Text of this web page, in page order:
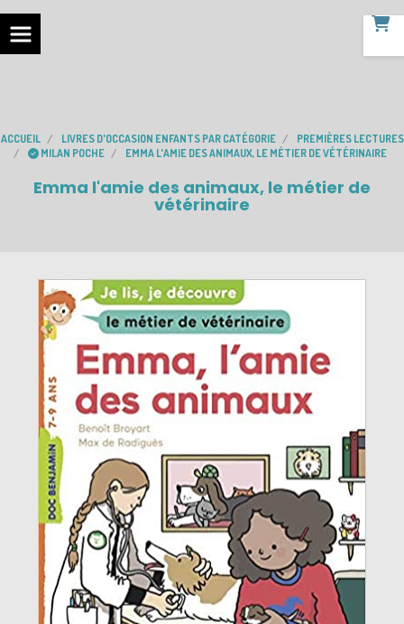
ACCUEIL LIVRES D'OCCASION ENFANTS PAR CATÉGORIE
PREMIÈRES LECTURES
MILAN POCHE
EMMA L'AMIE DES ANIMAUX, LE MÉTIER DE VÉTÉRINAIRE
Emma l'amie des animaux, le métier de
vétérinaire